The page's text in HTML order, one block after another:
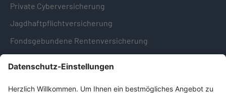
Private Cyberversicherung
Jagdhaftpflichtversicherung
Fondsgebundene Rentenversicherung
Hinweise & Informationen